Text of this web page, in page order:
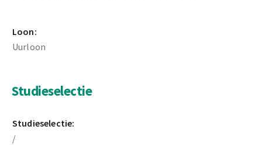
Loon:
Uurloon
Studieselectie
Studieselectie:
/